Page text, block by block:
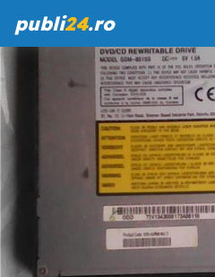
publi24.ro